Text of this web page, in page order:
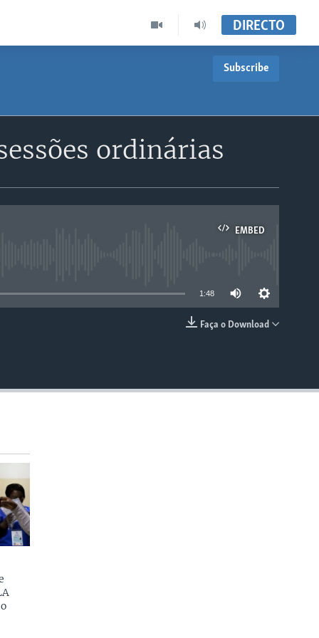
DIRECTO
Subscribe
ordinárias
EMBED
1:48
Faça o Download